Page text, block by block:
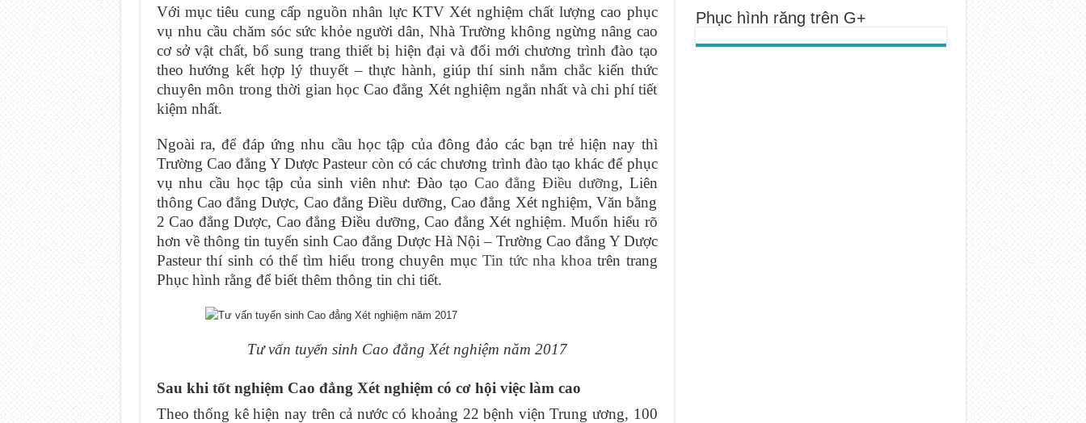
Với mục tiêu cung cấp nguồn nhân lực KTV Xét nghiệm chất lượng cao phục
vụ nhu cầu chăm sóc sức khỏe người dân, Nhà Trường không ngừng nâng cao
cơ sở vật chất, bổ sung trang thiết bị hiện đại và đổi mới chương trình đào tạo
theo hướng kết hợp lý thuyết – thực hành, giúp thí sinh nắm chắc kiến thức
chuyên môn trong thời gian học Cao đẳng Xét nghiệm ngắn nhất và chi phí tiết
kiệm nhất.
Ngoài ra, để đáp ứng nhu cầu học tập của đông đảo các bạn trẻ hiện nay thì
Trường Cao đẳng Y Dược Pasteur còn có các chương trình đào tạo khác để phục
vụ nhu cầu học tập của sinh viên như: Đào tạo Cao đẳng Điều dưỡng, Liên
thông Cao đẳng Dược, Cao đẳng Điều dưỡng, Cao đẳng Xét nghiệm, Văn bằng
2 Cao đẳng Dược, Cao đẳng Điều dưỡng, Cao đẳng Xét nghiệm. Muốn hiểu rõ
hơn về thông tin tuyển sinh Cao đẳng Dược Hà Nội – Trường Cao đẳng Y Dược
Pasteur thí sinh có thể tìm hiểu trong chuyên mục Tin tức nha khoa trên trang
Phục hình rằng để biết thêm thông tin chi tiết.
Tư vấn tuyển sinh Cao đẳng Xét nghiệm năm 2017
Sau khi tốt nghiệm Cao đẳng Xét nghiệm có cơ hội việc làm cao
Theo thống kê hiện nay trên cả nước có khoảng 22 bệnh viện Trung ương, 100
Phục hình răng trên G+